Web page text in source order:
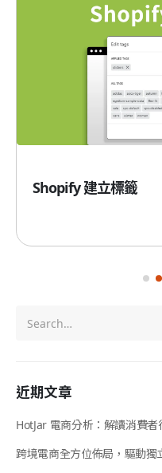
Shopify 建立標籤
近期文章
HotJar 電商分析：解讀消費
跨境電商全方位佈局，驅動獨